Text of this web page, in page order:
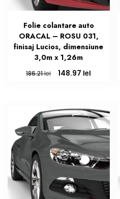
Folie colantare auto
ORACAL – ROSU 031,
finisaj Lucios, dimensiune
3,0m x 1,26m
186.21lei
Prețul
186.21 lei.
148.97 lei